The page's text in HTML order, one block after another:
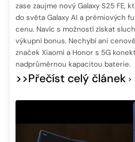
zase zaujme nový Galaxy S25 FE,
do světa Galaxy AI a prémiových
cenu. Navíc s možností získat
výkupní bonus. Nechybí ani
značek Xiaomi a Honor s 5G
nadprůměrnou kapacitou baterie.
>>Přečíst celý článek